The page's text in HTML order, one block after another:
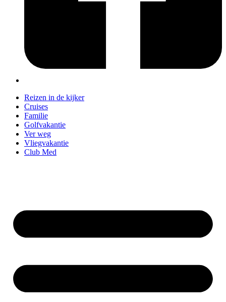
Reizen in de kijker
Cruises
Familie
Golfvakantie
Ver weg
Vliegvakantie
Club Med